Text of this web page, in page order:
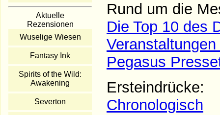
Aktuelle
Rezensionen
Wuselige Wiesen
Fantasy Ink
Spirits of the Wild:
Awakening
Severton
Rund um die
Die Top 10 des
Pegasus
Ersteindrücke:
Chronologisch